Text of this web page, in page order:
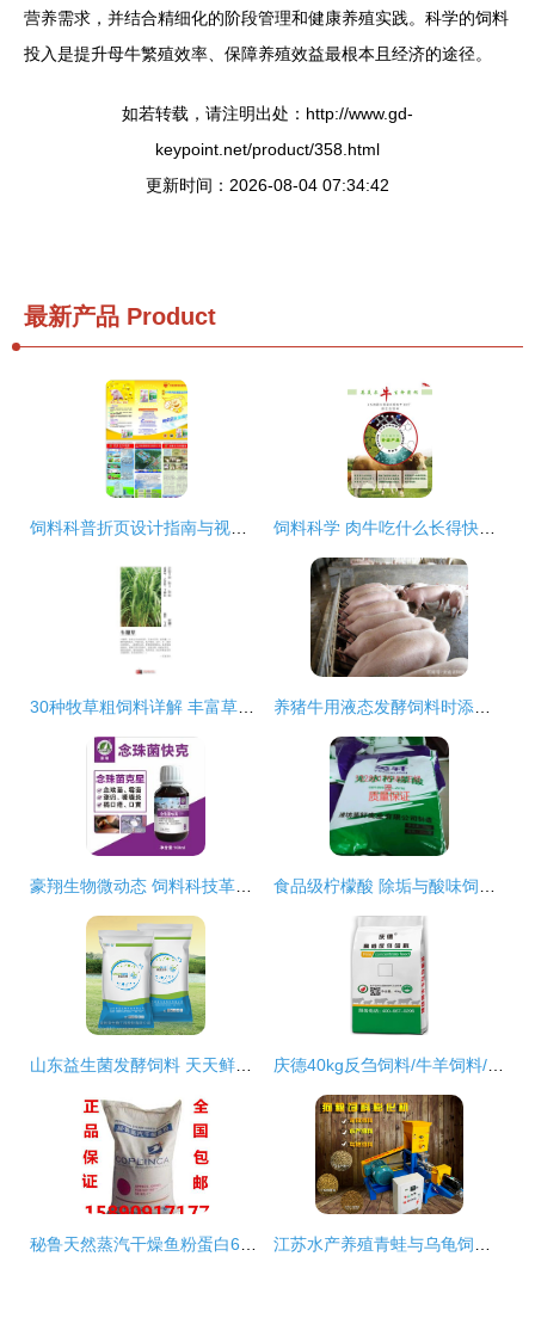
营养需求，并结合精细化的阶段管理和健康养殖实践。科学的饲料
投入是提升母牛繁殖效率、保障养殖效益最根本且经济的途径。
如若转载，请注明出处：http://www.gd-
keypoint.net/product/358.html
更新时间：2026-08-04 07:34:42
最新产品 Product